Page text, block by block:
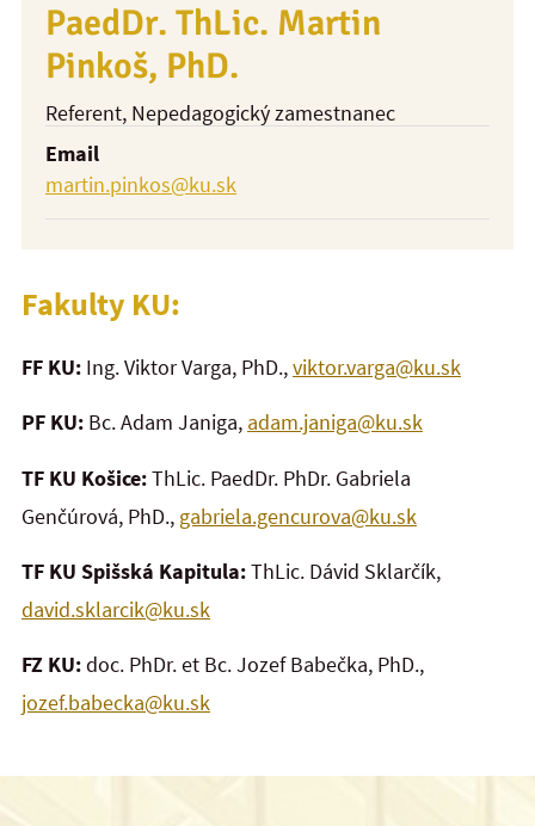
PaedDr. ThLic. Martin
Pinkoš, PhD.
Referent, Nepedagogický zamestnanec
Email
martin.pinkos@ku.sk
Fakulty KU:
FF KU: Ing. Viktor Varga, PhD.,viktor.varga@ku.sk
PF KU: Bc. Adam Janiga, adam.janiga@ku.sk
TF KU Košice:ThLic. PaedDr. PhDr. Gabriela
Genčúrová, PhD., gabriela.gencurova@ku.sk
TF KU Spišská Kapitula:ThLic. Dávid Sklarčík,
david.sklarcik@ku.sk
FZ KU:doc. PhDr. et Bc. Jozef Babečka, PhD.,
jozef.babecka@ku.sk